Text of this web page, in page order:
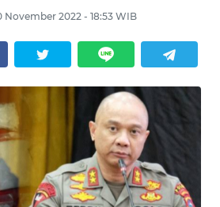
November 2022 - 18:53 WIB